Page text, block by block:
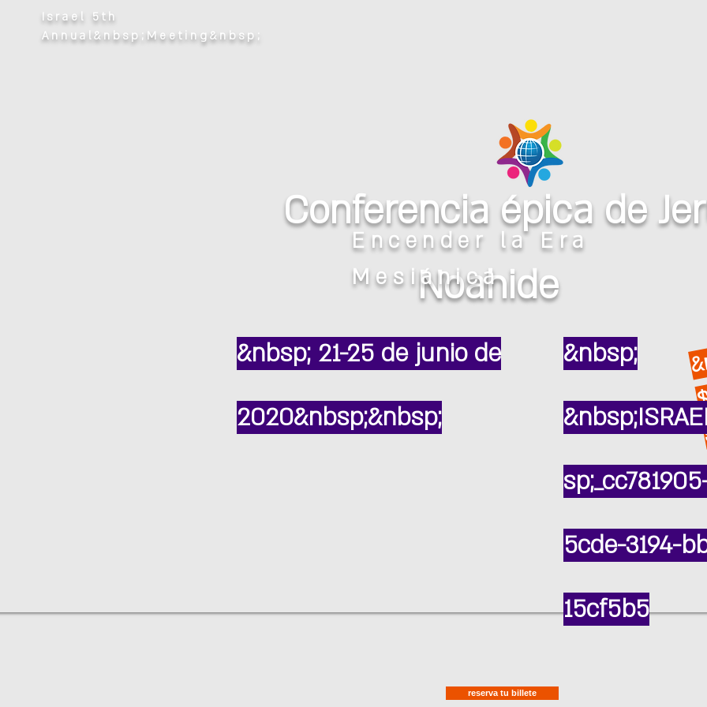
Israel 5th
Annual&nbsp;Meeting&nbsp;
Conferencia épica de
Noahide
&nbsp; 21-25 de junio de
2020&nbsp;&nbsp;
Encender la Era
Mesiánica
&nbsp;
5cde-3194-
15cf5b5
reserva tu billete